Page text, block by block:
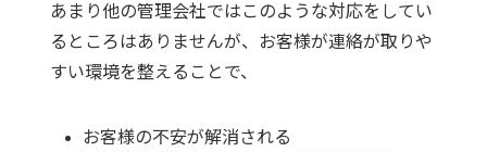
あまり他の管理会社ではこのような対応をしてい
るところはありませんが、お客様が連絡が取りや
すい環境を整えることで、
お客様の不安が解消される